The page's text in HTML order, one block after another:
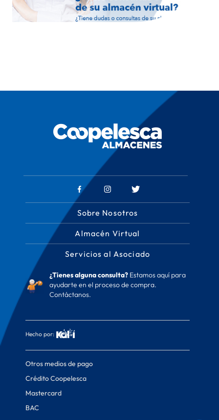
Sobre Nosotros
Almacén Virtual
Servicios al Asociado
¿Tienes alguna consulta?Estamos aquí para
ayudarte en el proceso de compra.
Contáctanos.
Hecho por:
Otros medios de pago
Crédito Coopelesca
Mastercard
BAC